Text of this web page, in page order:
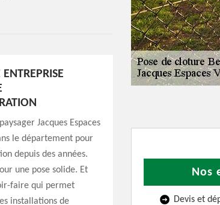
Jacques Espaces
le département pour
depuis des années.
une pose solide. Et
faire qui permet
installations de
Nos
Devis et